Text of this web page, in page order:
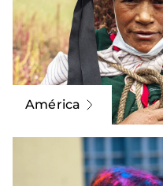
América